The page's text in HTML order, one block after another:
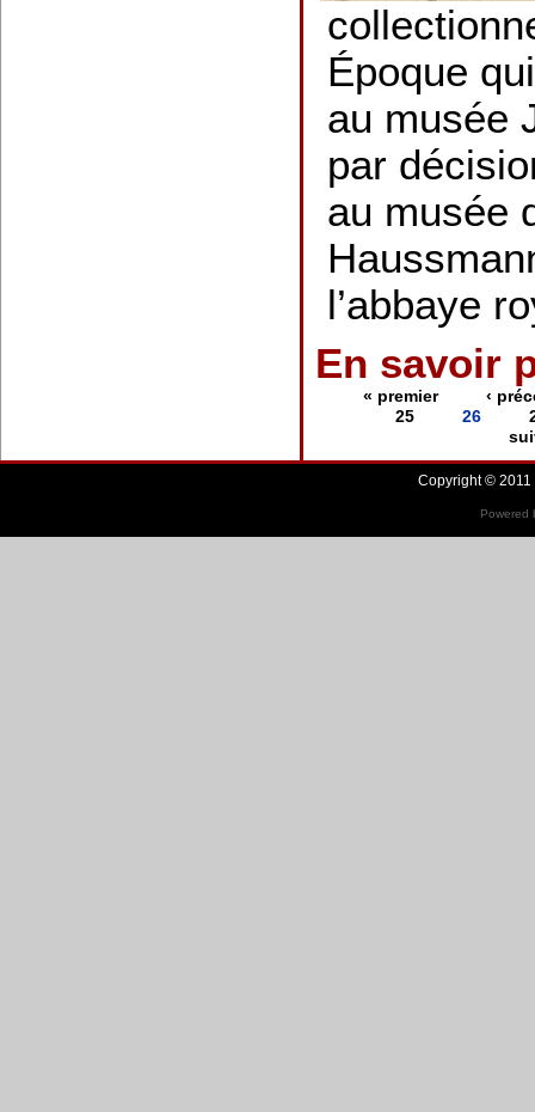
Époque
au musée
par
au musée
l’abbaye
En savoir
« premier
‹
25
26
Copyright © 2011
Powered